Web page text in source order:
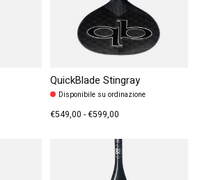
QuickBlade Stingray
Disponibile su ordinazione
€549,00 - €599,00